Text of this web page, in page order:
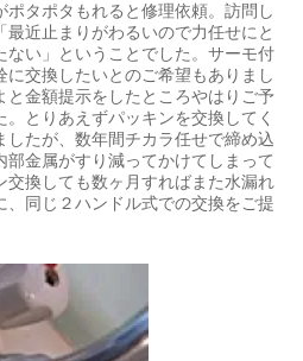
ポタポタもれると修理依頼。訪問し
近止まりがわるいので力任せにと
ない」ということでした。サーモ付
に交換したいとのご希望もありまし
と金額提示をしたところやはりご予
とりあえずパッキンを交換してく
したが、数年間チカラ任せで締め込
部金属がすり減ってかけてしまって
交換しても数ヶ月すればまた水漏れ
、同じ２ハンドル式での交換をご提